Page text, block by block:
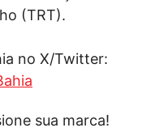
(TRT).
no X/Twitter:
sua marca!